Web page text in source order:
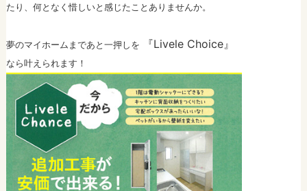
たり、何となく惜しいと感じたことありませんか。
夢のマイホームまであと一押しを 『Livele Choice』
なら叶えられます！